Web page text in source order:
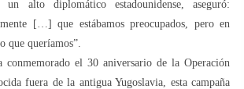
un alto diplomático estadounidense, aseguró:
[…] que estábamos preocupados, pero en
que queríamos”.
conmemorado el 30 aniversario de la Operación
fuera de la antigua Yugoslavia, esta campaña